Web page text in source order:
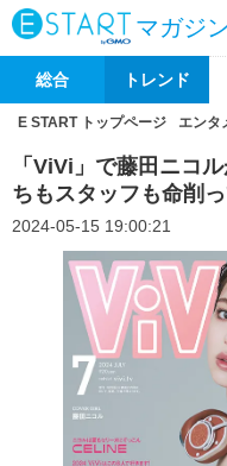
マガジ
総合 トレンド
E START トップページ エンタ
「ViVi」で藤田ニコ
ちもスタッフも命削
2024-05-15 19:00:21